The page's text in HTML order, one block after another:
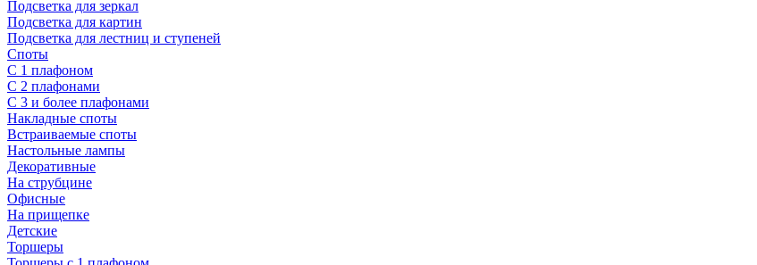
Подсветка для зеркал
Подсветка для картин
Подсветка для лестниц и ступеней
Споты
С 1 плафоном
С 2 плафонами
С 3 и более плафонами
Накладные споты
Встраиваемые споты
Настольные лампы
Декоративные
На струбцине
Офисные
На прищепке
Детские
Торшеры